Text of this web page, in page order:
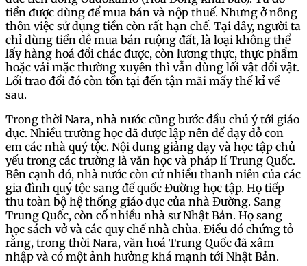
tiền được dùng để mua bán và nộp thuế. Nhưng ở nông
thôn việc sử dụng tiền còn rất hạn chế. Tại đây, người ta
chỉ dùng tiền dễ mua bán ruộng đất, là loại không thể
lấy hàng hoá đổi chác được, còn lương thực, thực phẩm
hoặc vải mặc thường xuyên thì vẫn dùng lối vật đổi vật.
Lối trao đổi đó còn tồn tại đến tận mãi mấy thế kỉ về
sau.
Trong thời Nara, nhà nước cũng bước đầu chú ý tới giáo
dục. Nhiều trường học đã được lập nên để dạy dỗ con
em các nhà quý tộc. Nội dung giảng dạy và học tập chủ
yếu trong các trường là văn học và pháp lí Trung Quốc.
Bên cạnh đó, nhà nước còn cử nhiều thanh niên của các
gia đình quý tộc sang đế quốc Đường học tập. Họ tiếp
thu toàn bộ hệ thống giáo dục của nhà Đường. Sang
Trung Quốc, còn cổ nhiều nhà sư Nhật Bản. Họ sang
học sách vở và các quy chế nhà chùa. Điều đó chứng tỏ
rằng, trong thời Nara, văn hoá Trung Quốc đã xâm
nhập và có một ảnh hưởng khá mạnh tới Nhật Bản.